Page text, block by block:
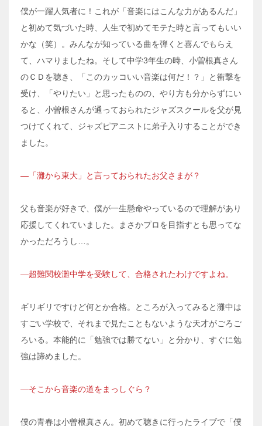
僕が一躍人気者に！これが「音楽にはこんな力があるんだ」
と初めて気づいた時、人生で初めてモテた時と言ってもいい
かな（笑）。みんなが知っている曲を弾くと喜んでもらえ
て、ハマりましたね。そして中学3年生の時、小曽根真さん
のＣＤを聴き、「このカッコいい音楽は何だ！？」と衝撃を
受け、「やりたい」と思ったものの、やり方も分からずにい
ると、小曽根さんが通っておられたジャズスクールを父が見
つけてくれて、ジャズピアニストに弟子入りすることができ
ました。
―「灘から東大」と言っておられたお父さまが？
父も音楽が好きで、僕が一生懸命やっているので理解があり
応援してくれていました。まさかプロを目指すとも思ってな
かっただろうし…。
―超難関校灘中学を受験して、合格されたわけですよね。
ギリギリですけど何とか合格。ところが入ってみると灘中は
すごい学校で、それまで見たこともないような天才がごろご
ろいる。本能的に「勉強では勝てない」と分かり、すぐに勉
強は諦めました。
―そこから音楽の道をまっしぐら？
僕の青春は小曽根真さん。初めて聴きに行ったライブで「僕